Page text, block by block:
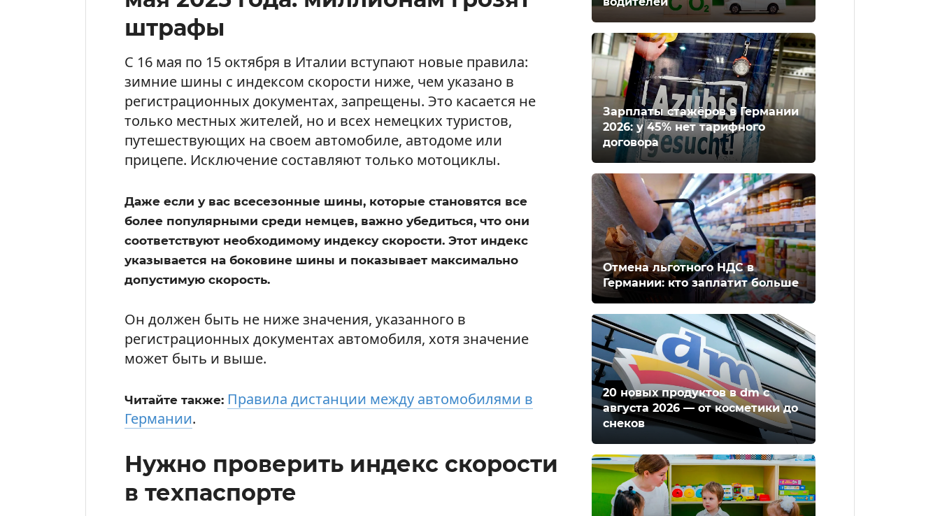
штрафы
С 16 мая по 15 октября в Италии вступают новые правила:
зимние шины с индексом скорости ниже, чем указано в
регистрационных документах, запрещены. Это касается не
только местных жителей, но и всех немецких туристов,
путешествующих на своем автомобиле, автодоме или
прицепе. Исключение составляют только мотоциклы.
Даже если у вас всесезонные шины, которые становятся все
более популярными среди немцев, важно убедиться, что они
соответствуют необходимому индексу скорости. Этот индекс
указывается на боковине шины и показывает максимально
допустимую скорость.
Он должен быть не ниже значения, указанного в
регистрационных документах автомобиля, хотя значение
может быть и выше.
Читайте также: Правила дистанции между автомобилями в
Германии.
Нужно проверить индекс скорости
в техпаспорте
Зарплаты стажёров в Германии
2026: у 45% нет тарифного
договора
Отмена льготного НДС в
Германии: кто заплатит больше
20 новых продуктов в dm с
августа 2026 — от косметики до
снеков